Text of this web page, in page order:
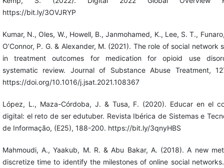
https://bit.ly/3OVJRYP
Kumar, N., Oles, W., Howell, B., Janmohamed, K., Lee, S. T.,
O’Connor, P. G. & Alexander, M. (2021). The role of social network
in treatment outcomes for medication for opioid use
systematic review. Journal of Substance Abuse Treatment,
https://doi.org/10.1016/j.jsat.2021.108367
López, L., Maza-Córdoba, J. & Tusa, F. (2020). Educar en el
digital: el reto de ser edutuber. Revista Ibérica de Sistemas e
de Informação, (E25), 188-200. https://bit.ly/3qnyHBS
Mahmoudi, A., Yaakub, M. R. & Abu Bakar, A. (2018). A new
discretize time to identify the milestones of online social